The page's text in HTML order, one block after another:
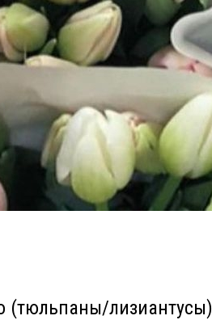
(тюльпаны/лизиантусы)